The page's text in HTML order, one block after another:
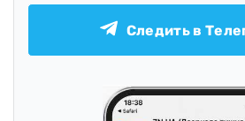
Следить в